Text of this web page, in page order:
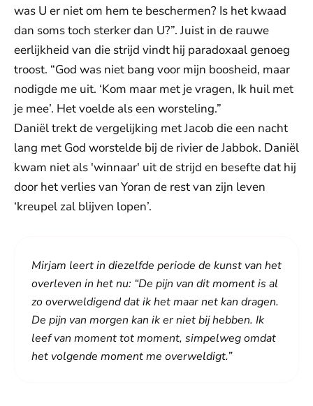
was U er niet om hem te beschermen? Is het kwaad
dan soms toch sterker dan U?”. Juist in de rauwe
eerlijkheid van die strijd vindt hij paradoxaal genoeg
troost. “God was niet bang voor mijn boosheid, maar
nodigde me uit. ‘Kom maar met je vragen, Ik huil met
je mee’. Het voelde als een worsteling.”
Daniël trekt de vergelijking met Jacob die een nacht
lang met God worstelde bij de rivier de Jabbok. Daniël
kwam niet als 'winnaar' uit de strijd en besefte dat hij
door het verlies van Yoran de rest van zijn leven
‘kreupel zal blijven lopen’.
Mirjam leert in diezelfde periode de kunst van het
overleven in het nu: “De pijn van dit moment is al
zo overweldigend dat ik het maar net kan dragen.
De pijn van morgen kan ik er niet bij hebben. Ik
leef van moment tot moment, simpelweg omdat
het volgende moment me overweldigt.”